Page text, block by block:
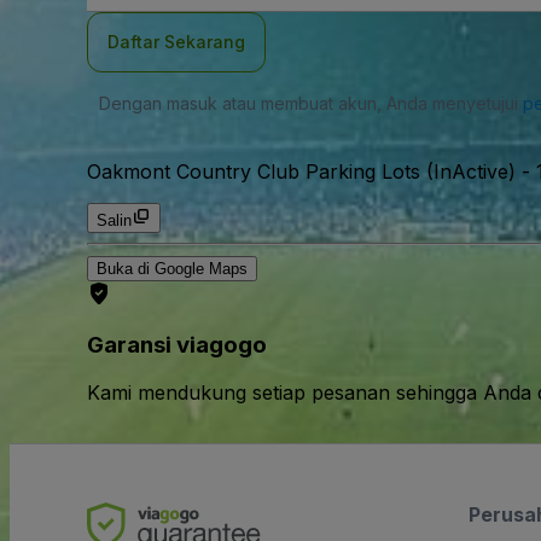
Daftar Sekarang
Dengan masuk atau membuat akun, Anda menyetujui
Oakmont Country Club Parking Lots (InActive) -
Salin
Buka di Google Maps
Garansi viagogo
Kami mendukung setiap pesanan sehingga